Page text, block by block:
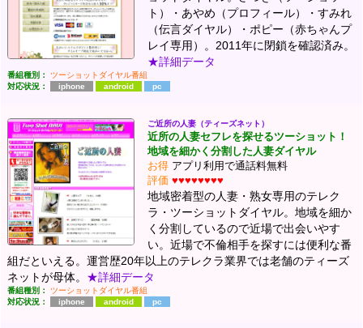
ト）・あやめ（プロフィール）・すみれ
（伝言ダイヤル）・ポピー（赤ちゃんプ
レイ専用）。2011年に閉鎖を確認済み。
★詳細データ
番組種別：
ツーショットダイヤル番組
対応状況：
iphone android pc
ご近所の人妻（ティーズネット）
近所の人妻セフレを探せるツーショット！
地域を細かく分割した人妻ダイヤル
お得 アプリ利用で通話料無料
評価 ♥♥♥♥♥♥♥♥
地域密着型の人妻・熟女専用のテレク
ラ・ツーショットダイヤル。地域を細か
く分割しているので近場で出会いやす
い。近場で不倫相手を探すには便利な番
組だといえる。運営歴20年以上のテレクラ業界では老舗のティーズ
ネットが母体。 ★詳細データ
番組種別：
ツーショットダイヤル番組
対応状況：
iphone android pc